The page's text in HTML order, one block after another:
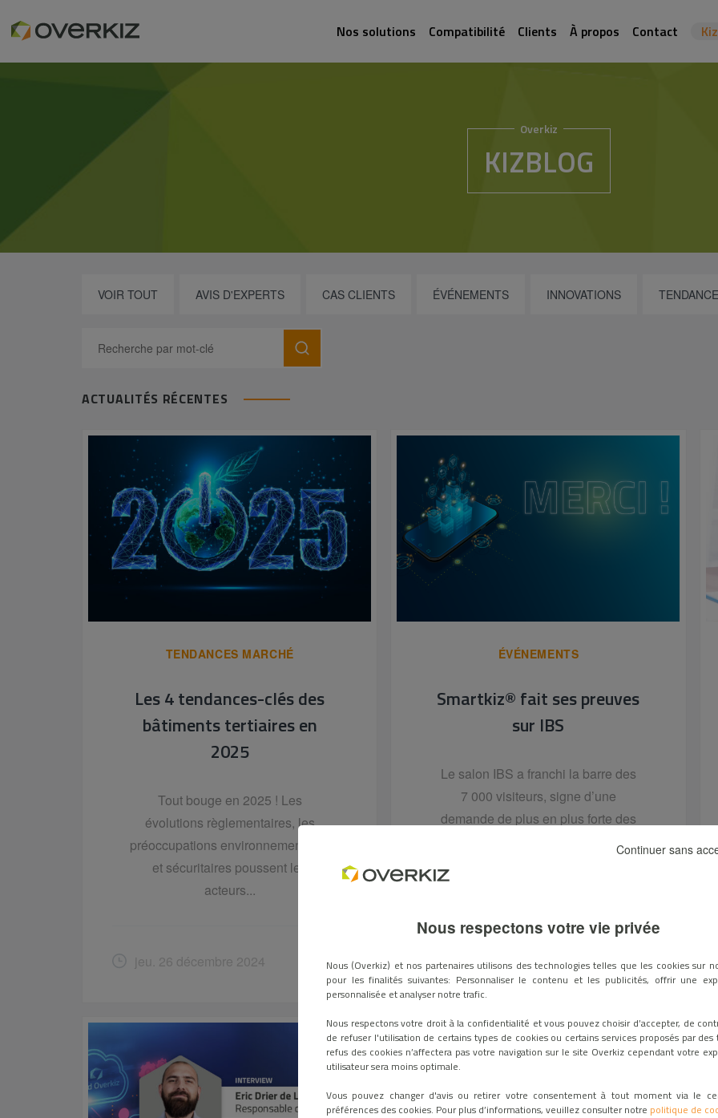
Nos solutions Compatibilité Clients À propos Contact
Overkiz
KIZBLOG
VOIR TOUT AVIS D'EXPERTS CAS CLIENTS ÉVÉNEMENTS INNOVATIONS
ACTUALITÉS RÉCENTES
TENDANCES MARCHÉ
Les 4 tendances-clés des
bâtiments tertiaires en
2025
Tout bouge en 2025 ! Les
évolutions règlementaires, les
préoccupations environnementales
et sécuritaires poussent les
acteurs...
jeu. 26 décembre 2024
ÉVÉNEMENTS
Smartkiz® fait ses preuves
sur IBS
Le salon IBS a franchi la barre des
7 000 visiteurs, signe d’une
demande de plus en plus forte des
lun. 2 décembre 2024
Nous respectons votre vie privée
Nous (Overkiz) et nos partenaires utilisons des technologies telles que les cookies sur
pour les finalités suivantes: Personnaliser le contenu et les publicités, offrir une
personnalisée et analyser notre trafic.
Nous respectons votre droit à la confidentialité et vous pouvez choisir d’accepter, de
de refuser l'utilisation de certains types de cookies ou certains services proposés par des
refus des cookies n’affectera pas votre navigation sur le site Overkiz cependant votre
utilisateur sera moins optimale.
Vous pouvez changer d'avis ou retirer votre consentement à tout moment via le
préférences des cookies. Pour plus d’informations, veuillez consulter notre politique de
Continuer sans